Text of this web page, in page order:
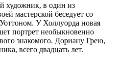
художник, в один из
мастерской беседует со
У Холлуорда новая
портрет необык­но­венно
знакомого. Дориану Грею,
всего двадцать лет.